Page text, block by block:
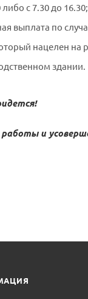
с 7.30 до 16.30;
выплата по
нацелен на
здании.
и